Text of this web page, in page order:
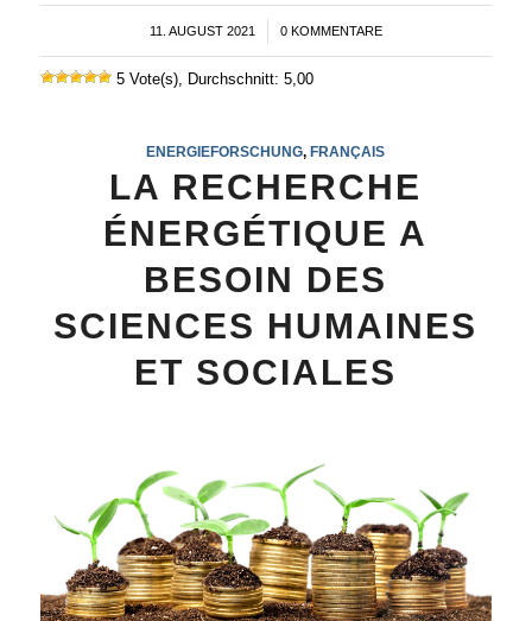
11. AUGUST 2021
/ 0 KOMMENTARE
5 Vote(s), Durchschnitt: 5,00
ENERGIEFORSCHUNG, FRANÇAIS
LA RECHERCHE
ÉNERGÉTIQUE A
BESOIN DES
SCIENCES HUMAINES
ET SOCIALES